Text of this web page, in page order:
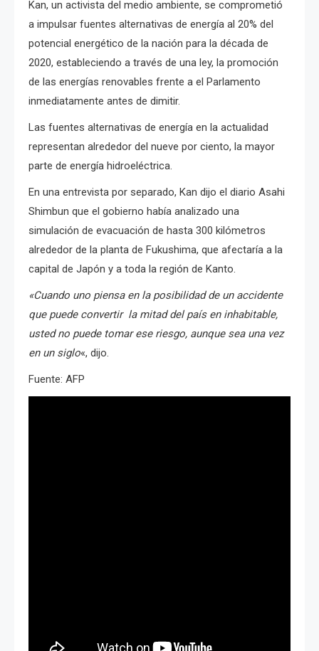
Kan, un activista del medio ambiente, se comprometió
a impulsar fuentes alternativas de energía al 20% del
potencial energético de la nación para la década de
2020, estableciendo a través de una ley, la promoción
de las energías renovables frente a el Parlamento
inmediatamente antes de dimitir.
Las fuentes alternativas de energía en la actualidad
representan alrededor del nueve por ciento, la mayor
parte de energía hidroeléctrica.
En una entrevista por separado, Kan dijo el diario Asahi
Shimbun que el gobierno había analizado una
simulación de evacuación de hasta 300 kilómetros
alrededor de la planta de Fukushima, que afectaría a la
capital de Japón y a toda la región de Kanto.
«Cuando uno piensa en la posibilidad de un accidente
que puede convertir la mitad del país en inhabitable,
usted no puede tomar ese riesgo, aunque sea una vez
en un siglo«, dijo.
Fuente: AFP